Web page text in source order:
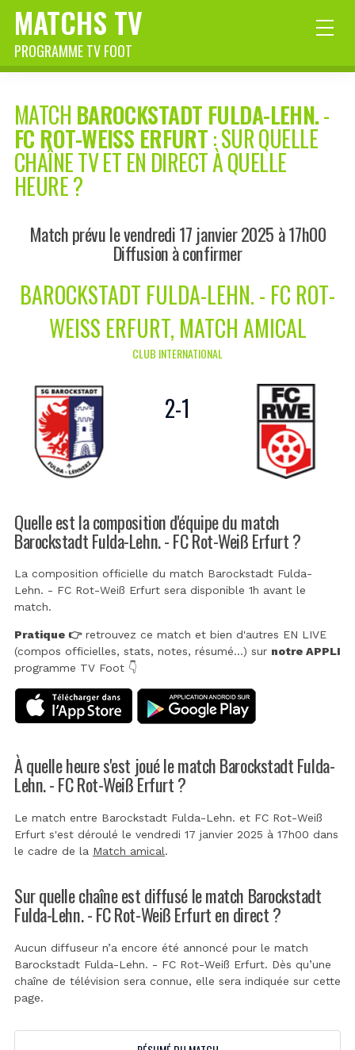
MATCHS TV
PROGRAMME TV FOOT
MATCH BAROCKSTADT FULDA-LEHN.-
FC ROT-WEISS ERFURT : SUR QUELLE
CHAÎNE TV ET EN DIRECT À QUELLE
HEURE ?
Match prévu le vendredi 17 janvier 2025 à 17h00
Diffusion à confirmer
BAROCKSTADT FULDA-LEHN. - FC ROT-
WEISS ERFURT, MATCH AMICAL
CLUB INTERNATIONAL
2-1
Quelle est la composition d'équipe du match
Barockstadt Fulda-Lehn. - FC Rot-Weiß Erfurt ?
La composition officielle du match Barockstadt Fulda-
Lehn. - FC Rot-Weiß Erfurt sera disponible 1h avant le
match.
Pratique 👉retrouvez ce match et bien d'autres EN LIVE
(compos officielles, stats, notes, résumé...) sur notre APPLI
programme TV Foot 👇
À quelle heure s'est joué le match Barockstadt Fulda-
Lehn. - FC Rot-Weiß Erfurt ?
Le match entre Barockstadt Fulda-Lehn. et FC Rot-Weiß
Erfurt s'est déroulé le vendredi 17 janvier 2025 à 17h00 dans
le cadre de la Match amical.
Sur quelle chaîne est diffusé le match Barockstadt
Fulda-Lehn. - FC Rot-Weiß Erfurt en direct ?
Aucun diffuseur n’a encore été annoncé pour le match
Barockstadt Fulda-Lehn. - FC Rot-Weiß Erfurt. Dès qu’une
chaîne de télévision sera connue, elle sera indiquée sur cette
page.